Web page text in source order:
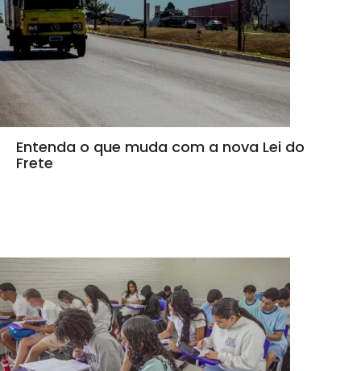
Entenda o que muda com a nova Lei do
Frete